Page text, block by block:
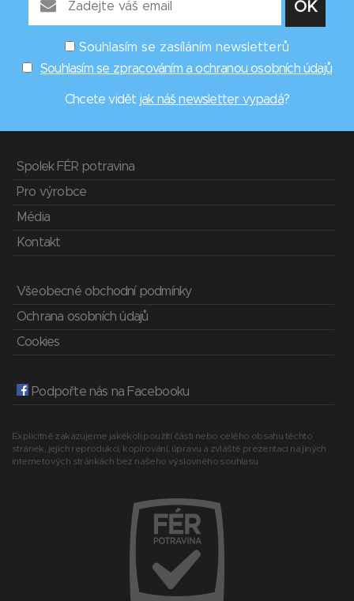
Souhlasím se zasíláním newsletterů
Souhlasím se zpracováním a ochranou osobních údajů
Chcete vidět jak náš newsletter vypadá?
Spolek FÉR potravina
Pro výrobce
Média
Kontakt
Všeobecné obchodní podmínky
Ochrana osobních údajů
Cookies
Podpořte nás na Facebooku
Explicitně zakazujeme jakékoli použití části nebo celého obsahu těchto
stránek, jejich reprodukci, kopírování, úpravu a zvláště prezentaci na jiných
internetových stránkách bez našeho výslovného souhlasu.